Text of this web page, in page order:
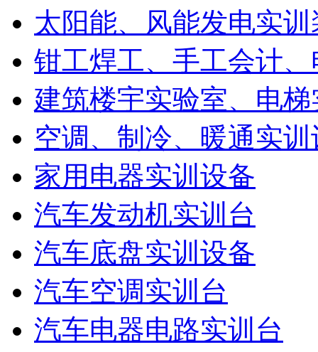
太阳能、风能发电实训
钳工焊工、手工会计
建筑楼宇实验室、电
空调、制冷、暖通实
家用电器实训设备
汽车发动机实训台
汽车底盘实训设备
汽车空调实训台
汽车电器电路实训台